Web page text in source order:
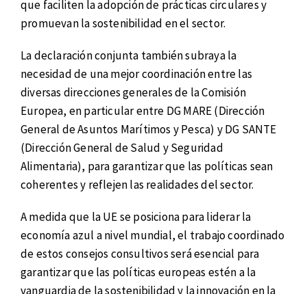
que faciliten la adopción de prácticas circulares y
promuevan la sostenibilidad en el sector.
La declaración conjunta también subraya la
necesidad de una mejor coordinación entre las
diversas direcciones generales de la Comisión
Europea, en particular entre DG MARE (Dirección
General de Asuntos Marítimos y Pesca) y DG SANTE
(Dirección General de Salud y Seguridad
Alimentaria), para garantizar que las políticas sean
coherentes y reflejen las realidades del sector.
A medida que la UE se posiciona para liderar la
economía azul a nivel mundial, el trabajo coordinado
de estos consejos consultivos será esencial para
garantizar que las políticas europeas estén a la
vanguardia de la sostenibilidad y la innovación en la